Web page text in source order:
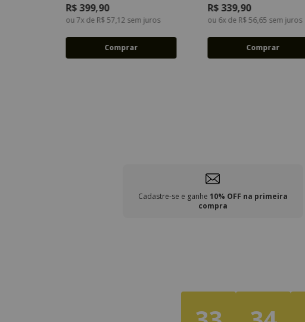
R$399,90
ou7x de R$ 57,12 sem juros
Comprar
R$ 339,90
ou 6x de R$ 56,65 sem juros
Comprar
Cadastre-se e ganhe 10% OFF na primeira
compra